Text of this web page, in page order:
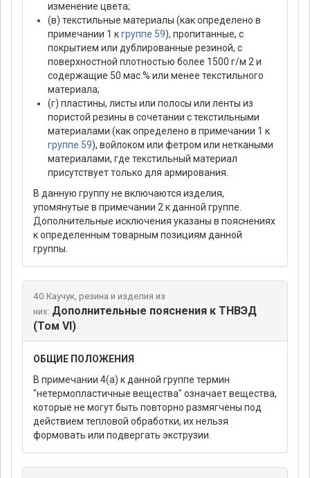
изменение цвета;
(в) текстильные материалы (как определено в
примечании 1 кгруппе 59), пропитанные, с
покрытием или дублированные резиной, с
поверхностной плотностью более 1500 г/м 2 и
содержащие 50 мас.% или менее текстильного
материала;
(г) пластины, листы или полосы или ленты из
пористой резины в сочетании с текстильными
материалами (как определено в примечании 1 к
группе 59), войлоком или фетром или неткаными
материалами, где текстильный материал
присутствует только для армирования.
В данную группу не включаются изделия,
упомянутые в примечании 2 к данной группе.
Дополнительные исключения указаны в пояснениях
к определенным товарным позициям данной
группы.
40 Каучук, резина и изделия из
них: Дополнительные пояснения к ТНВЭД
(Том VI)
ОБЩИЕ ПОЛОЖЕНИЯ
В примечании 4(а) к данной группе термин
"нетермопластичные вещества" означает вещества,
которые не могут быть повторно размягчены под
действием тепловой обработки, их нельзя
формовать или подвергать экструзии.